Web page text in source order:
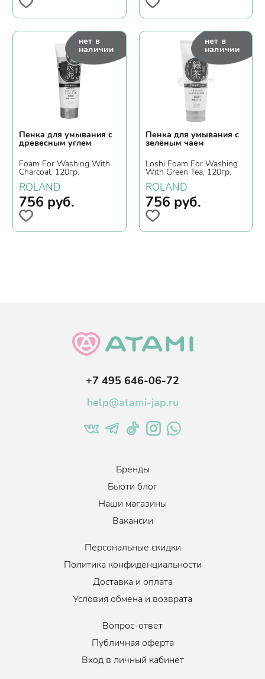
нет в
наличии
Пенка для умывания с
древесным углем
Foam For Washing With
Charcoal, 120гр.
ROLAND
756 руб.
нет в
наличии
Пенка для умывания с
зелёным чаем
Loshi Foam For Washing
With Green Tea, 120гр.
ROLAND
756 руб.
+7 495 646-06-72
help@atami-jap.ru
Бренды
Бьюти блог
Наши магазины
Вакансии
Персональные скидки
Политика конфиденциальности
Доставка и оплата
Условия обмена и возврата
Вопрос-ответ
Публичная оферта
Вход в личный кабинет